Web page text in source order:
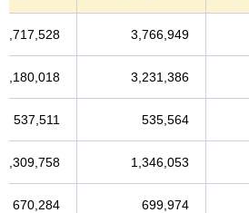
3,717,528 3,766,949
3,180,018 3,231,386
537,511 535,564
1,309,758 1,346,053
670,284 699,974